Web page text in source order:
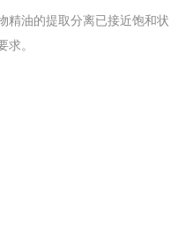
精油的提取分离已接近饱和状
求。